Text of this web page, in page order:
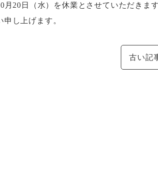
20日（水）を休業とさせていただきます
し上げます。
古い記